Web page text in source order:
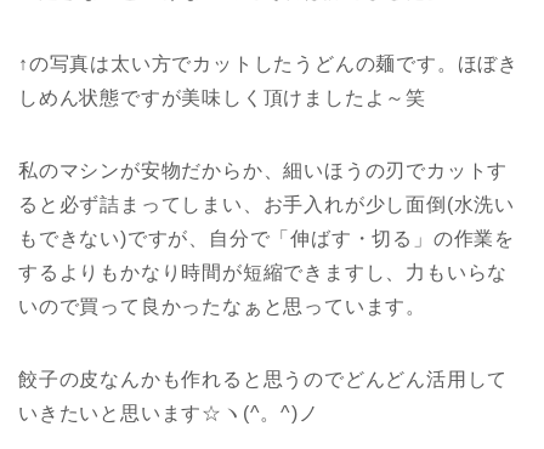
↑の写真は太い方でカットしたうどんの麺です。ほぼき
しめん状態ですが美味しく頂けましたよ～笑
私のマシンが安物だからか、細いほうの刃でカットす
ると必ず詰まってしまい、お手入れが少し面倒(水洗い
もできない)ですが、自分で「伸ばす・切る」の作業を
するよりもかなり時間が短縮できますし、力もいらな
いので買って良かったなぁと思っています。
餃子の皮なんかも作れると思うのでどんどん活用して
いきたいと思います☆ヽ(^。^)ノ